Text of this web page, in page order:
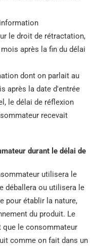
le droit de rétractation,
après la fin du délai
dont on parlait au
après la date d'entrée
le délai de réflexion
recevait
durant le délai de
utilisera le
déballera ou utilisera le
pour établir la nature,
du produit. Le
que le consommateur
comme on fait dans un